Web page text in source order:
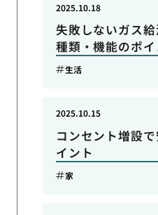
失敗しないガス
種類・機能のポイ
2025.10.18
生活
コンセント増設
イント
2025.10.15
家